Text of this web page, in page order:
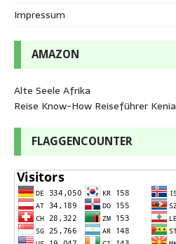
Impressum
AMAZON
Alte Seele Afrika
Reise Know-How Reiseführer Kenia
FLAGGENCOUNTER